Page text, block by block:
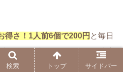
得さ！ 1人前6個で200円 と毎日
ルさが魅力の一つです。観光客
らしに根ざした一軒ですが、だ
検索 トップ サイドバー